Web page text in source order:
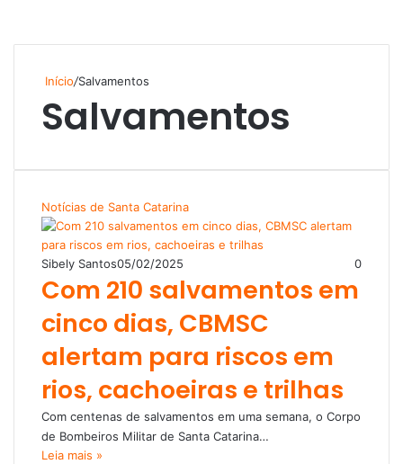
Início/Salvamentos
Salvamentos
Notícias de Santa Catarina
Sibely Santos05/02/2025 0
Com 210 salvamentos em
cinco dias, CBMSC
alertam para riscos em
rios, cachoeiras e trilhas
Com centenas de salvamentos em uma semana, o Corpo
de Bombeiros Militar de Santa Catarina…
Leia mais »